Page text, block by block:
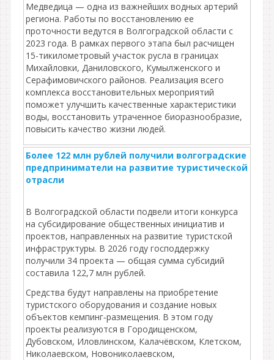
Медведица — одна из важнейших водных артерий
региона. Работы по восстановлению ее
проточности ведутся в Волгоградской области с
2023 года. В рамках первого этапа был расчищен
15-тикилометровый участок русла в границах
Михайловки, Даниловского, Кумылженского и
Серафимовичского районов. Реализация всего
комплекса восстановительных мероприятий
поможет улучшить качественные характеристики
воды, восстановить утраченное биоразнообразие,
повысить качество жизни людей.
Более 122 млн рублей получили волгоградские
предприниматели на развитие туристической
отрасли
В Волгоградской области подвели итоги конкурса
на субсидирование общественных инициатив и
проектов, направленных на развитие туристской
инфраструктуры. В 2026 году господдержку
получили 34 проекта — общая сумма субсидий
составила 122,7 млн рублей.
Средства будут направлены на приобретение
туристского оборудования и создание новых
объектов кемпинг‑размещения. В этом году
проекты реализуются в Городищенском,
Дубовском, Иловлинском, Калачёвском, Клетском,
Николаевском, Новониколаевском,